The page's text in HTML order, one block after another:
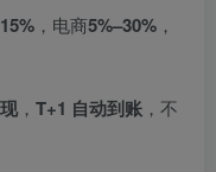
，电商5%–30% ，
， T+1 自动到账 ，不